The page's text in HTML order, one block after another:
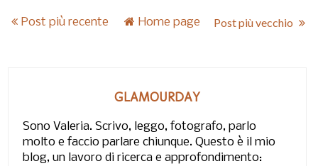
Post più recente Post più vecchio
Home page
GLAMOURDAY
Sono Valeria. Scrivo, leggo, fotografo, parlo
molto e faccio parlare chiunque. Questo è il mio
blog, un lavoro di ricerca e approfondimento: